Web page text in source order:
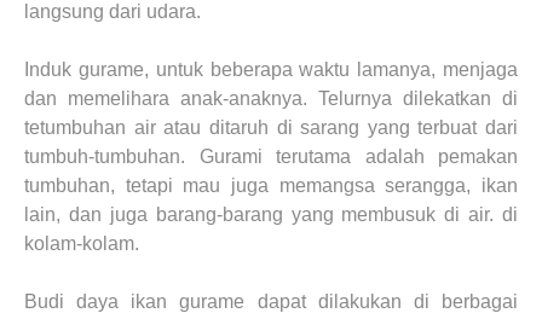
langsung dari udara.
Induk gurame, untuk beberapa waktu lamanya, menjaga
dan memelihara anak-anaknya. Telurnya dilekatkan di
tetumbuhan air atau ditaruh di sarang yang terbuat dari
tumbuh-tumbuhan. Gurami terutama adalah pemakan
tumbuhan, tetapi mau juga memangsa serangga, ikan
lain, dan juga barang-barang yang membusuk di air. di
kolam-kolam.
Budi daya ikan gurame dapat dilakukan di berbagai